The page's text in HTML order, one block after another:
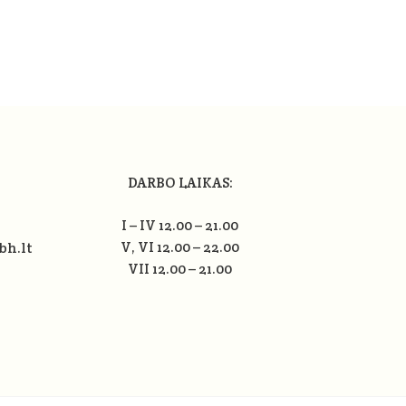
DARBO LAIKAS:
I – IV 12.00 – 21.00
V, VI 12.00 – 22.00
VII 12.00 – 21.00